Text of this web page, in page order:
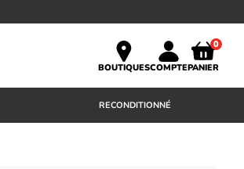
BOUTIQUESCOMPTE
0
PANIER
RECONDITIONNÉ